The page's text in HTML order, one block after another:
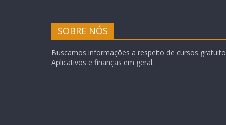
SOBRE NÓS
Buscamos informações a respeito de cursos
Aplicativos e finanças em geral.